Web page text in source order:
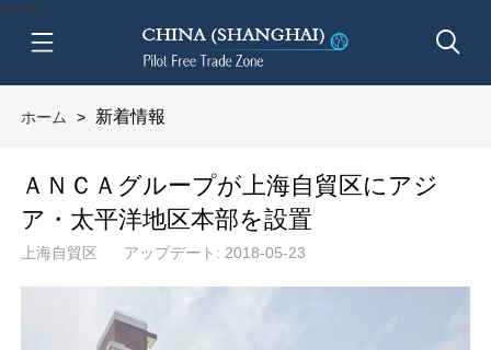
btn-nav
ホーム > 新着情報
ＡＮＣＡグループが上海自貿区にアジ
ア・太平洋地区本部を設置
上海自貿区 アップデート: 2018-05-23